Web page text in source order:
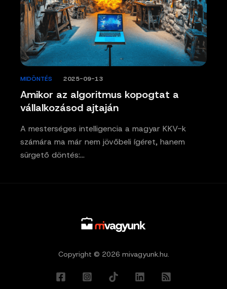
Amikor az algoritmus kopogtat a
vállalkozásod ajtaján
MIDÖNTÉS 2025-09-13
A mesterséges intelligencia a magyar KKV-k
számára ma már nem jövőbeli ígéret, hanem
sürgető döntés:…
Copyright © 2026 mivagyunk.hu.